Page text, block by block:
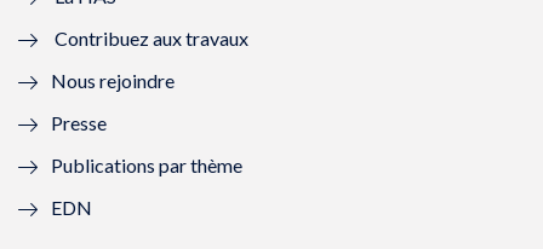
l
l
f
e
e
Contribuez aux travaux
Nous rejoindre
Presse
Publications par thème
EDN